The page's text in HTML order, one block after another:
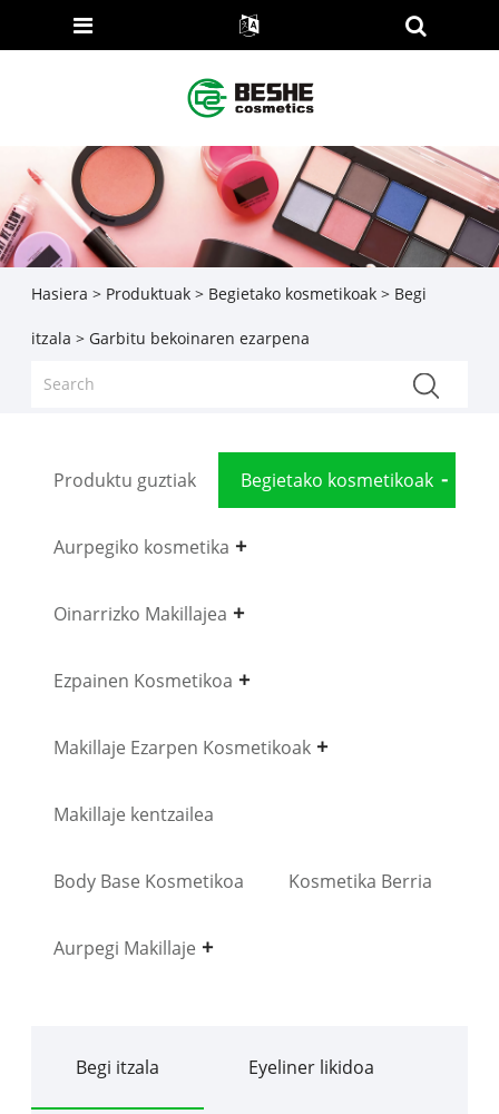
Hasiera > Produktuak> Begietako kosmetikoak> Begi
itzala > Garbitu bekoinaren ezarpena
Produktu guztiak Begietako kosmetikoak
Aurpegiko kosmetika
Oinarrizko Makillajea
Ezpainen Kosmetikoa
Makillaje Ezarpen Kosmetikoak
Makillaje kentzailea
Body Base Kosmetikoa Kosmetika Berria
Aurpegi Makillaje
Begi itzala Eyeliner likidoa